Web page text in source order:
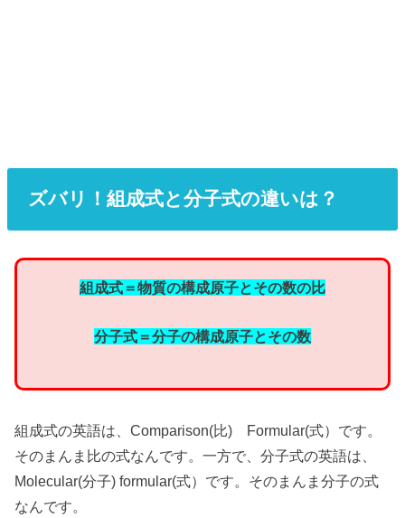
ズバリ！組成式と分子式の違いは？
組成式＝物質の構成原子とその数の比
分子式＝分子の構成原子とその数
組成式の英語は、Comparison(比) Formular(式）です。
そのまんま比の式なんです。一方で、分子式の英語は、
Molecular(分子) formular(式）です。そのまんま分子の式
なんです。